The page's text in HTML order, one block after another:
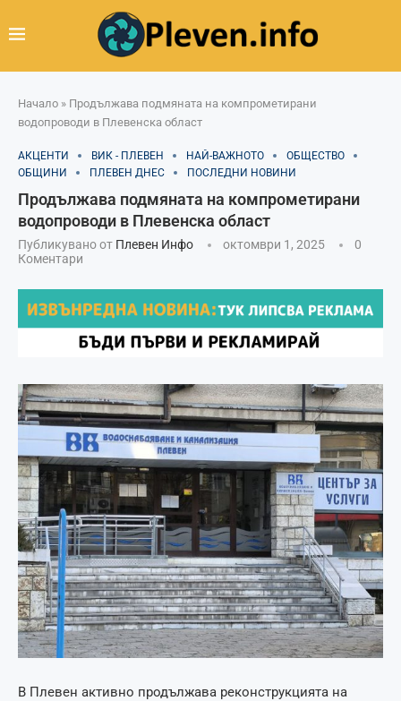
Начало » Продължава подмяната на компрометирани
водопроводи в Плевенска област
АКЦЕНТИ ВИК - ПЛЕВЕН НАЙ-ВАЖНОТО
ОБЩЕСТВО
ОБЩИНИ
ПЛЕВЕН ДНЕС ПОСЛЕДНИ НОВИНИ
Продължава подмяната на компрометирани
водопроводи в Плевенска област
Публикувано от Плевен Инфо октомври 1, 2025
0
Коментари
В Плевен активно продължава реконструкцията на